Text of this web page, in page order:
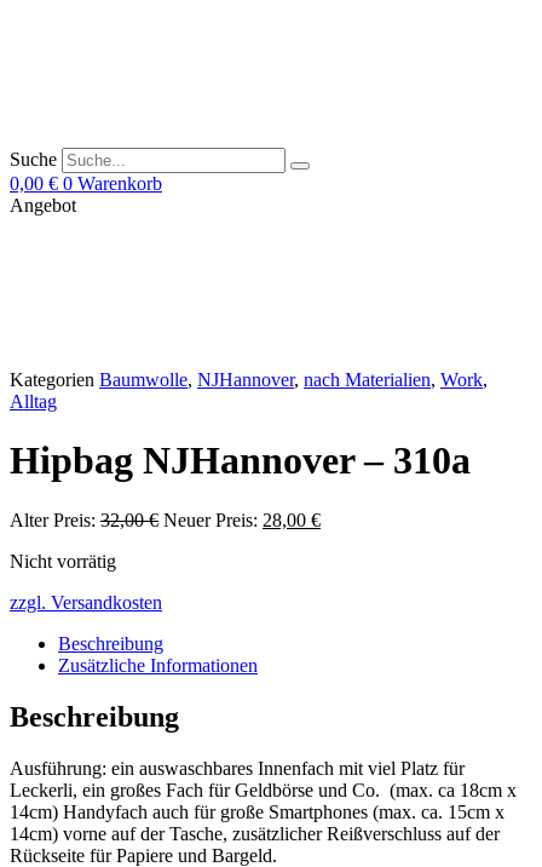
Suche
0,00 € 0 Warenkorb
Angebot
Kategorien Baumwolle, NJHannover, nach Materialien, Work,
Alltag
Hipbag NJHannover – 310a
Alter Preis: 32,00€ Ursprünglicher
Neuer Preis: 28,00 €Aktueller
Nicht vorrätig
zzgl. Versandkosten
Beschreibung
Zusätzliche Informationen
Beschreibung
Ausführung: ein auswaschbares Innenfach mit viel Platz für
Leckerli, ein großes Fach für Geldbörse und Co. (max. ca 18cm x
14cm) Handyfach auch für große Smartphones (max. ca. 15cm x
14cm) vorne auf der Tasche, zusätzlicher Reißverschluss auf der
Rückseite für Papiere und Bargeld.